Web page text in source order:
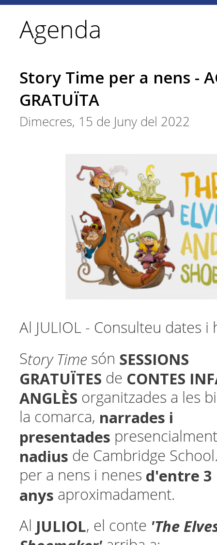
Agenda
Story Time per a nens -
GRATUÏTA
Dimecres, 15 de Juny del 2022
Al JULIOL - Consulteu dates i
Story Time són SESSIONS
GRATUÏTES de CONTES
ANGLÈS organitzades a les
la comarca, narrades i
presentades
nadius de Cambridge
per a nens i nenes d'entre 3
anys aproximadament.
Al JULIOL, el conte 'The